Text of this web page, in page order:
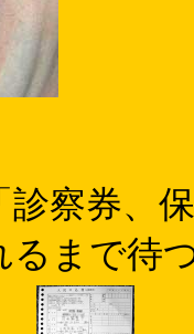
診察券、
まで待